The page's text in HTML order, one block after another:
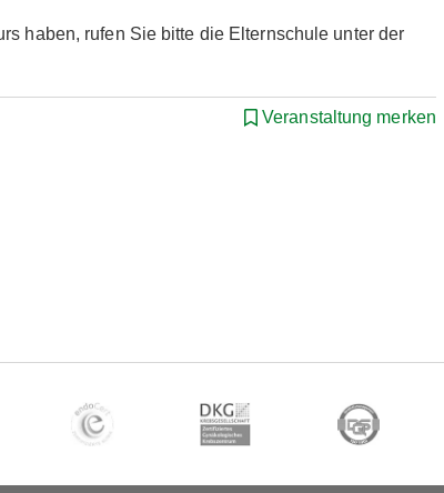
haben, rufen Sie bitte die Elternschule unter der
Veranstaltung merken